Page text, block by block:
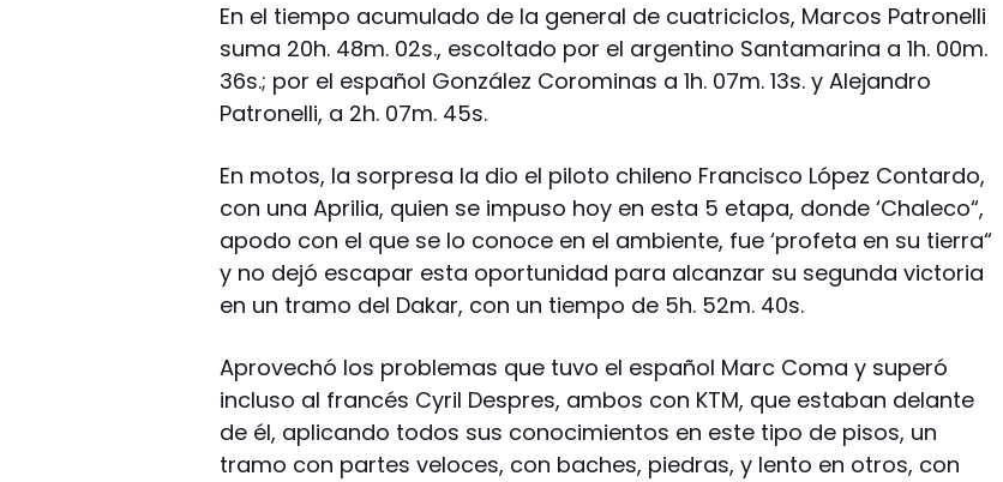
En el tiempo acumulado de la general de cuatriciclos, Marcos Patronelli
suma 20h. 48m. 02s., escoltado por el argentino Santamarina a 1h. 00m.
36s.; por el español González Corominas a 1h. 07m. 13s. y Alejandro
Patronelli, a 2h. 07m. 45s.
En motos, la sorpresa la dio el piloto chileno Francisco López Contardo,
con una Aprilia, quien se impuso hoy en esta 5 etapa, donde ‘Chaleco“,
apodo con el que se lo conoce en el ambiente, fue ‘profeta en su tierra“
y no dejó escapar esta oportunidad para alcanzar su segunda victoria
en un tramo del Dakar, con un tiempo de 5h. 52m. 40s.
Aprovechó los problemas que tuvo el español Marc Coma y superó
incluso al francés Cyril Despres, ambos con KTM, que estaban delante
de él, aplicando todos sus conocimientos en este tipo de pisos, un
tramo con partes veloces, con baches, piedras, y lento en otros, con